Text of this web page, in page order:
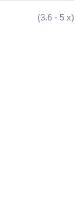
(3.6 - 5 x)